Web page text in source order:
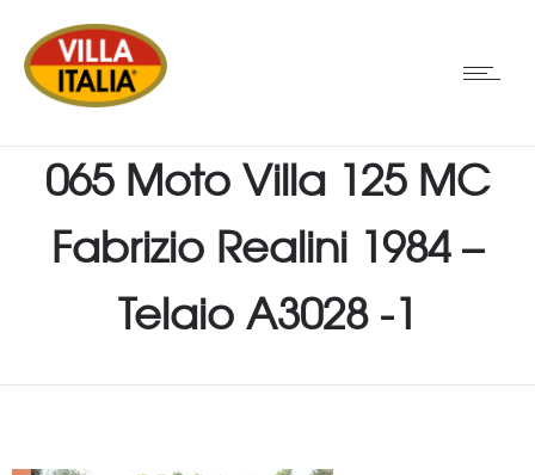
065 Moto Villa 125 MC
Fabrizio Realini 1984 –
Telaio A3028 -1